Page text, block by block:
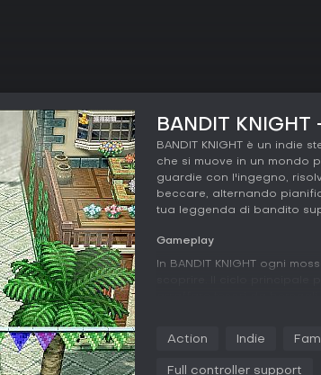
BANDIT
BANDIT KNIGHT è un indie
che si muove in un mondo
guardie con l'ingegno,
beccare, alternando
tua leggenda di bandito
Gameplay
In BANDIT KNIGHT ogni
anticipo e adattarti
Action Indie
Full controller support